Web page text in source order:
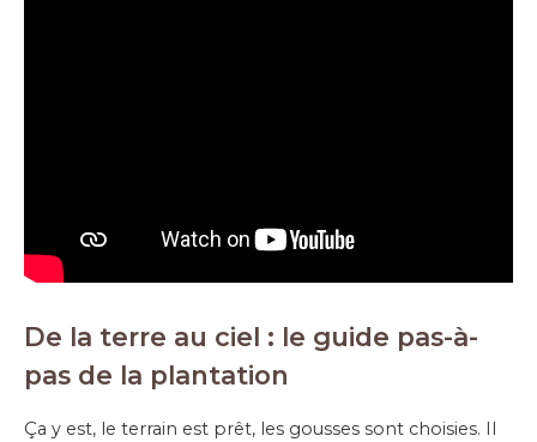
De la terre au ciel : le guide pas-à-
pas de la plantation
Ça y est, le terrain est prêt, les gousses sont choisies. Il